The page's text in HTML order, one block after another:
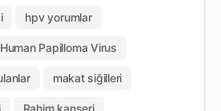
hpv yorumlar
Human Papilloma Virus
makat siğilleri